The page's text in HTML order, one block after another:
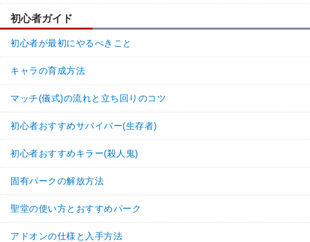
初心者ガイド
初心者が最初にやるべきこと
キャラの育成方法
マッチ(儀式)の流れと立ち回りのコツ
初心者おすすめサバイバー(生存者)
初心者おすすめキラー(殺人鬼)
固有パークの解放方法
聖堂の使い方とおすすめパーク
アドオンの仕様と入手方法